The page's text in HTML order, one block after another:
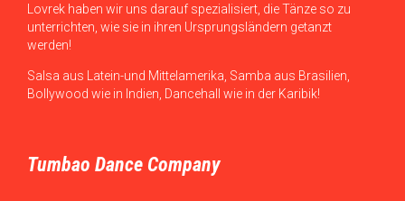
Lovrek haben wir uns darauf spezialisiert, die Tänze so zu
unterrichten, wie sie in ihren Ursprungsländern getanzt
werden!
Salsa aus Latein-und Mittelamerika, Samba aus Brasilien,
Bollywood wie in Indien, Dancehall wie in der Karibik!
Tumbao Dance Company